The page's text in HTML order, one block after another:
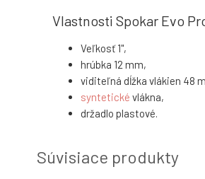
Vlastnosti Spokar Evo
Veľkosť 1",
hrúbka 12 mm,
viditeľná dĺžka vlákien 48
syntetické vlákna,
držadlo plastové.
Súvisiace produkty